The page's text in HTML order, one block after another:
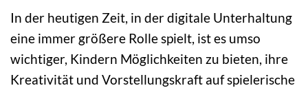
In der heutigen Zeit, in der digitale Unterhaltung
eine immer größere Rolle spielt, ist es umso
wichtiger, Kindern Möglichkeiten zu bieten, ihre
Kreativität und Vorstellungskraft auf spielerische